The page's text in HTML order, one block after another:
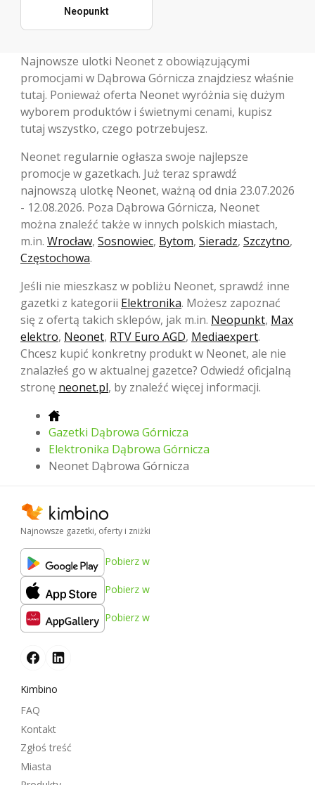
Neopunkt
Najnowsze ulotki Neonet z obowiązującymi
promocjami w Dąbrowa Górnicza znajdziesz właśnie
tutaj. Ponieważ oferta Neonet wyróżnia się dużym
wyborem produktów i świetnymi cenami, kupisz
tutaj wszystko, czego potrzebujesz.
Neonet regularnie ogłasza swoje najlepsze
promocje w gazetkach. Już teraz sprawdź
najnowszą ulotkę Neonet, ważną od dnia 23.07.2026
- 12.08.2026. Poza Dąbrowa Górnicza, Neonet
można znaleźć także w innych polskich miastach,
m.in. Wrocław, Sosnowiec, Bytom, Sieradz, Szczytno,
Częstochowa.
Jeśli nie mieszkasz w pobliżu Neonet, sprawdź inne
gazetki z kategorii Elektronika. Możesz zapoznać
się z ofertą takich sklepów, jak m.in. Neopunkt, Max
elektro, Neonet, RTV Euro AGD, Mediaexpert.
Chcesz kupić konkretny produkt w Neonet, ale nie
znalazłeś go w aktualnej gazetce? Odwiedź oficjalną
stronę neonet.pl, by znaleźć więcej informacji.
Gazetki Dąbrowa Górnicza
Elektronika Dąbrowa Górnicza
Neonet Dąbrowa Górnicza
Najnowsze gazetki, oferty i zniżki
Pobierz w
Pobierz w
Pobierz w
Kimbino
FAQ
Kontakt
Zgłoś treść
Miasta